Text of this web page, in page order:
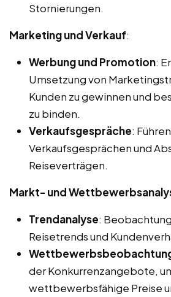
Stornierungen.
Marketing und Verkauf:
Werbung und Promotion:
Umsetzung von
Kunden zu gewinnen und
zu binden.
Verkaufsgespräche:
Verkaufsgesprächen und
Reiseverträgen.
Markt- und
Trendanalyse:
Reisetrends und
der Konkurrenzangebote,
wettbewerbsfähige Preise